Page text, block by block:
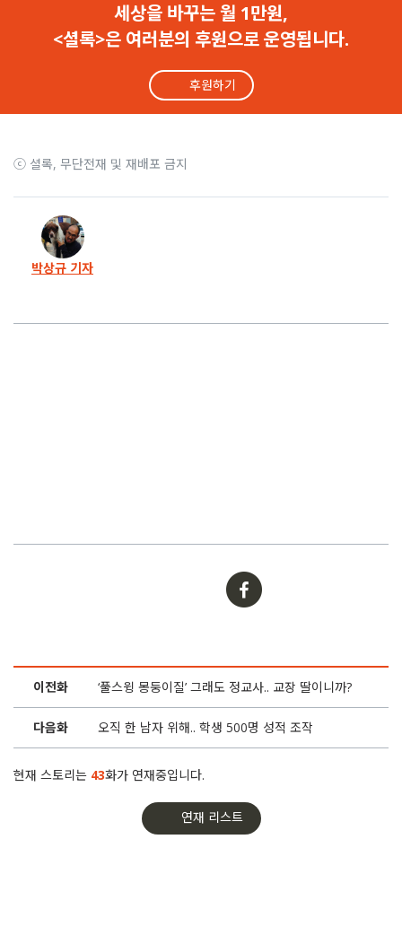
비리 폭로 교사에게 “씨X놈, 도끼로 깨버린다”
“반성 없고, 죄질 불량”.. 허선윤 징역 10월 구형
29화 신경민과 강은희 설전 “범죄자 허선윤을 왜..”
28화 성추행 피해 교사 탓한 교장 “안 쳐다보면 되지..”
27화 허선윤 영남공고 이사장, 드디어 ‘아웃’
조작으로 수억 ‘꿀꺽’.. 대구교육청은 봐주기
19화 성적조작 압수수색.. 학생 탓하는 영남공고
18화 여교사 술접대 강요 교장이 교사를 고소했다
오직 한 남자 위해.. 학생 500명 성적 조작
세상을 바꾸는 월 1만원,
<셜록>은 여러분의 후원으로 운영됩니다.
후원하기
ⓒ 셜록, 무단전재 및 재배포 금지
박상규 기자
이전화 ‘풀스윙 몽둥이질’ 그래도 정교사.. 교장 딸이니까?
다음화 오직 한 남자 위해.. 학생 500명 성적 조작
현재 스토리는 43화가 연재중입니다.
연재 리스트